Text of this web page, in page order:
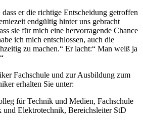
er die richtige Entscheidung getroffen
endgültig hinter uns gebracht
sie für mich eine hervorragende Chance
ich mich entschlossen, auch die
zu machen.“ Er lacht:“ Man weiß ja
Fachschule und zur Ausbildung zum
erhalten Sie unter:
für Technik und Medien, Fachschule
und Elektrotechnik, Bereichsleiter StD